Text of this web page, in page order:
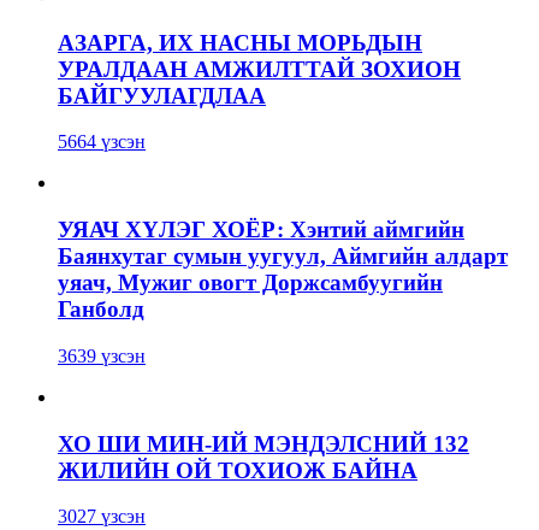
АЗАРГА, ИХ НАСНЫ МОРЬДЫН
УРАЛДААН АМЖИЛТТАЙ ЗОХИОН
БАЙГУУЛАГДЛАА
5664 үзсэн
УЯАЧ ХҮЛЭГ ХОЁР: Хэнтий аймгийн
Баянхутаг сумын уугуул, Аймгийн алдарт
уяач, Мужиг овогт Доржсамбуугийн
Ганболд
3639 үзсэн
ХО ШИ МИН-ИЙ МЭНДЭЛСНИЙ 132
ЖИЛИЙН ОЙ ТОХИОЖ БАЙНА
3027 үзсэн